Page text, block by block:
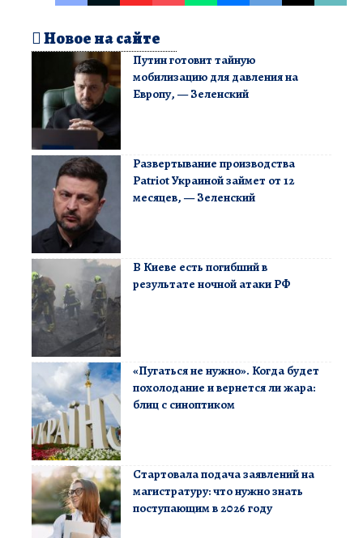
Новое на сайте
Путин готовит тайную
мобилизацию для давления на
Европу, — Зеленский
Развертывание производства
Patriot Украиной займет от 12
месяцев, — Зеленский
В Киеве есть погибший в
результате ночной атаки РФ
«Пугаться не нужно». Когда будет
похолодание и вернется ли жара:
блиц с синоптиком
Стартовала подача заявлений на
магистратуру: что нужно знать
поступающим в 2026 году